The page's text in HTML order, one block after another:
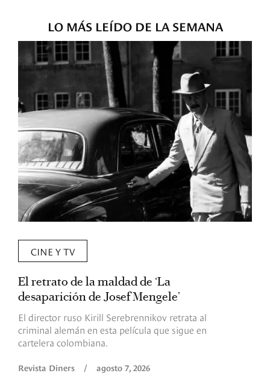
LO MÁS LEÍDO DE LA SEMANA
CINE Y TV
El retrato de la maldad de ‘La
desaparición de Josef Mengele’
El director ruso Kirill Serebrennikov retrata al
criminal alemán en esta película que sigue en
cartelera colombiana.
Revista Diners / agosto 7, 2026